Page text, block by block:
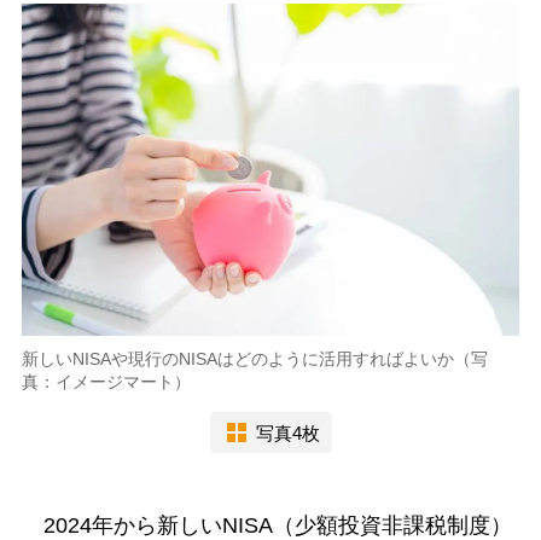
新しいNISAや現行のNISAはどのように活用すればよいか（写
真：イメージマート）
写真4枚
2024年から新しいNISA（少額投資非課税制度）